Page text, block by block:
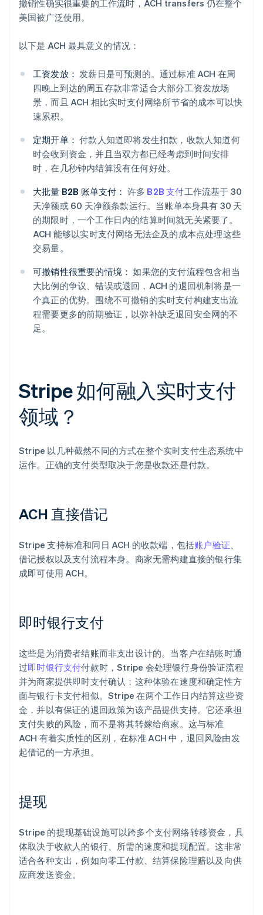
撤销性确实很重要的工作流时，ACH transfers 仍在整个
美国被广泛使用。
以下是 ACH 最具意义的情况：
工资发放： 发薪日是可预测的。通过标准 ACH 在周
四晚上到达的周五存款非常适合大部分工资发放场
景，而且 ACH 相比实时支付网络所节省的成本可以快
速累积。
定期开单： 付款人知道即将发生扣款，收款人知道何
时会收到资金，并且当双方都已经考虑到时间安排
时，在几秒钟内结算没有任何好处。
大批量 B2B 账单支付： 许多 B2B 支付工作流基于 30
天净额或 60 天净额条款运行。当账单本身具有 30 天
的期限时，一个工作日内的结算时间就无关紧要了。
ACH 能够以实时支付网络无法企及的成本点处理这些
交易量。
可撤销性很重要的情境： 如果您的支付流程包含相当
大比例的争议、错误或退回，ACH 的退回机制将是一
个真正的优势。围绕不可撤销的实时支付构建支出流
程需要更多的前期验证，以弥补缺乏退回安全网的不
足。
Stripe 如何融入实时支付
领域？
Stripe 以几种截然不同的方式在整个实时支付生态系统中
运作。正确的支付类型取决于您是收款还是付款。
ACH 直接借记
Stripe 支持标准和同日 ACH 的收款端，包括账户验证、
借记授权以及支付流程本身。商家无需构建直接的银行集
成即可使用 ACH。
即时银行支付
这些是为消费者结账而非支出设计的。当客户在结账时通
过即时银行支付付款时，Stripe 会处理银行身份验证流程
并为商家提供即时支付确认；这种体验在速度和确定性方
面与银行卡支付相似。Stripe 在两个工作日内结算这些资
金，并以有保证的退回政策为该产品提供支持。它还承担
支付失败的风险，而不是将其转嫁给商家。这与标准
ACH 有着实质性的区别，在标准 ACH 中，退回风险由发
起借记的一方承担。
提现
Stripe 的提现基础设施可以跨多个支付网络转移资金，具
体取决于收款人的银行、所需的速度和提现配置。这非常
适合各种支出，例如向零工付款、结算保险理赔以及向供
应商发送资金。